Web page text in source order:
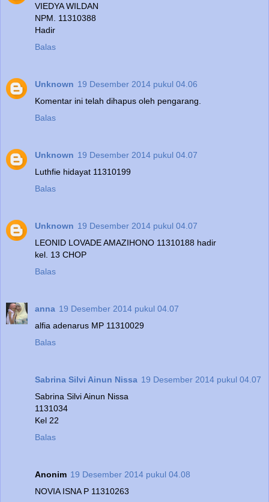
VIEDYA WILDAN
NPM. 11310388
Hadir
Balas
Unknown 19 Desember 2014 pukul 04.06
Komentar ini telah dihapus oleh pengarang.
Balas
Unknown 19 Desember 2014 pukul 04.07
Luthfie hidayat 11310199
Balas
Unknown 19 Desember 2014 pukul 04.07
LEONID LOVADE AMAZIHONO 11310188 hadir
kel. 13 CHOP
Balas
anna 19 Desember 2014 pukul 04.07
alfia adenarus MP 11310029
Balas
Sabrina Silvi Ainun Nissa 19 Desember 2014 pukul 04.07
Sabrina Silvi Ainun Nissa
1131034
Kel 22
Balas
Anonim 19 Desember 2014 pukul 04.08
NOVIA ISNA P 11310263